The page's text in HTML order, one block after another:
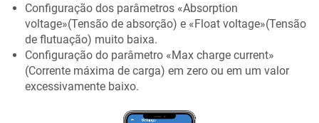
Configuração dos parâmetros «Absorption
voltage»(Tensão de absorção) e «Float voltage»(Tensão
de flutuação) muito baixa.
Configuração do parâmetro «Max charge current»
(Corrente máxima de carga) em zero ou em um valor
excessivamente baixo.